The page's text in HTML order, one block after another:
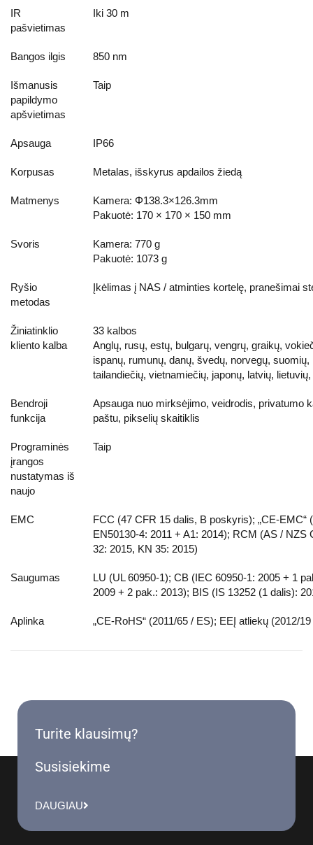
IR
pašvietimas
Iki 30 m
Bangos ilgis 850 nm
Išmanusis
papildymo
apšvietimas
Taip
Apsauga IP66
Korpusas Metalas, išskyrus apdailos žiedą
Matmenys
Kamera: Φ138.3×126.3mm
Pakuotė: 170 × 170 × 150 mm
Svoris
Kamera: 770 g
Pakuotė: 1073 g
Ryšio
metodas
Įkėlimas į NAS / atminties kortelę, pranešimai
Žiniatinklio
kliento kalba
33 kalbos
Anglų, rusų, estų, bulgarų, vengrų, graikų,
ispanų, rumunų, danų, švedų, norvegų,
tailandiečių, vietnamiečių, japonų, latvių,
Bendroji
funkcija
Apsauga nuo mirksėjimo, veidrodis, privatumo
paštu, pikselių skaitiklis
Programinės
įrangos
nustatymas iš
naujo
Taip
EMC
FCC (47 CFR 15 dalis, B poskyris); „CE-
EN50130-4: 2011 + A1: 2014); RCM (AS /
32: 2015, KN 35: 2015)
Saugumas
LU (UL 60950-1); CB (IEC 60950-1: 2005 + 1
2009 + 2 pak.: 2013); BIS (IS 13252 (1 dalis):
Aplinka „CE-RoHS“ (2011/65 / ES); EEĮ atliekų (2012/
Turite klausimų?
Susisiekime
DAUGIAU